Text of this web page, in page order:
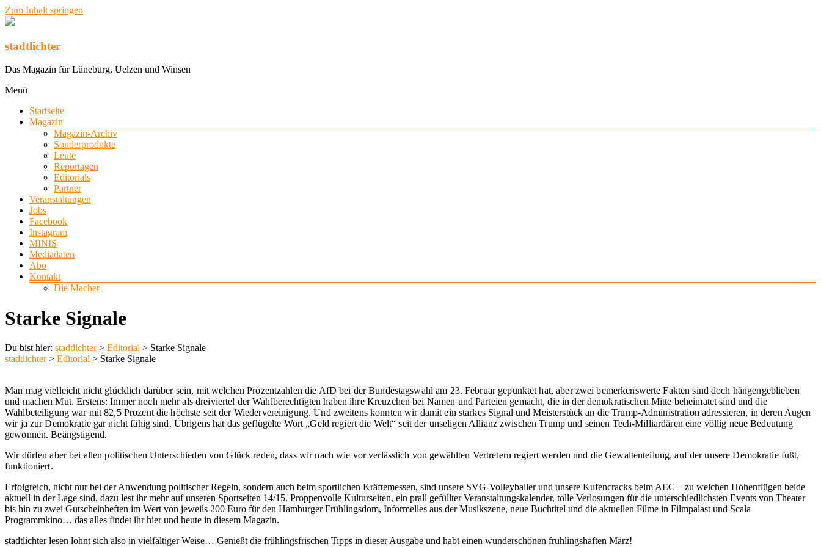
Zum Inhalt springen
stadtlichter
Das Magazin für Lüneburg, Uelzen und Winsen
Menü
Startseite
Magazin
Magazin-Archiv
Sonderprodukte
Leute
Reportagen
Editorials
Partner
Veranstaltungen
Jobs
Facebook
Instagram
MINIS
Mediadaten
Abo
Kontakt
Die Macher
Starke Signale
Du bist hier: stadtlichter> Editorial > Starke Signale
stadtlichter> Editorial > Starke Signale
Man mag vielleicht nicht glücklich darüber sein, mit welchen Prozentzahlen die AfD bei der Bundestagswahl am 23. Februar gepunktet hat, aber zwei bemerkenswerte Fakten sind doch hängengeblieben
und machen Mut. Erstens: Immer noch mehr als dreiviertel der Wahlberechtigten haben ihre Kreuzchen bei Namen und Parteien gemacht, die in der demokratischen Mitte beheimatet sind und die
Wahlbeteiligung war mit 82,5 Prozent die höchste seit der Wiedervereinigung. Und zweitens konnten wir damit ein starkes Signal und Meisterstück an die Trump-Administration adressieren, in deren Augen
wir ja zur Demokratie gar nicht fähig sind. Übrigens hat das geflügelte Wort „Geld regiert die Welt“ seit der unseligen Allianz zwischen Trump und seinen Tech-Milliardären eine völlig neue Bedeutung
gewonnen. Beängstigend.
Wir dürfen aber bei allen politischen Unterschieden von Glück reden, dass wir nach wie vor verlässlich von gewählten Vertretern regiert werden und die Gewaltenteilung, auf der unsere Demokratie fußt,
funktioniert.
Erfolgreich, nicht nur bei der Anwendung politischer Regeln, sondern auch beim sportlichen Kräftemessen, sind unsere SVG-Volleyballer und unsere Kufencracks beim AEC – zu welchen Höhenflügen beide
aktuell in der Lage sind, dazu lest ihr mehr auf unseren Sportseiten 14/15. Proppenvolle Kulturseiten, ein prall gefüllter Veranstaltungskalender, tolle Verlosungen für die unterschiedlichsten Events von Theater
bis hin zu zwei Gutscheinheften im Wert von jeweils 200 Euro für den Hamburger Frühlingsdom, Informelles aus der Musikszene, neue Buchtitel und die aktuellen Filme in Filmpalast und Scala
Programmkino… das alles findet ihr hier und heute in diesem Magazin.
stadtlichter lesen lohnt sich also in vielfältiger Weise… Genießt die frühlingsfrischen Tipps in dieser Ausgabe und habt einen wunderschönen frühlingshaften März!